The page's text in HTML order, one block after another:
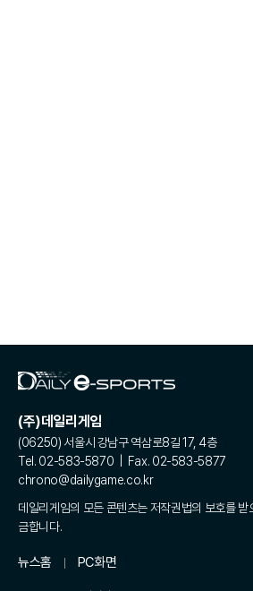
(주)데일리게임
(06250) 서울시 강남구 역삼로8길 17, 4층
Tel. 02-583-5870 | Fax. 02-583-5877
chrono@dailygame.co.kr
데일리게임의 모든 콘텐츠는 저작권법의 보호를
금합니다.
뉴스홈 PC화면